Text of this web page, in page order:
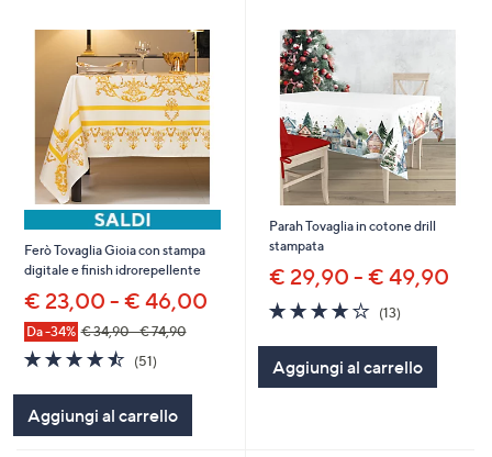
Ferò Tovaglia Gioia con stampa
digitale e finish idrorepellente
€ 23,00 - € 46,00
Da -34% € 34,90 - € 74,90
4.5
of
5
Stars
(51)51
Aggiungi al carrello
Parah Tovaglia in cotone drill
stampata
€ 29,90 - € 49,90
3.7
of
5
Stars
(13)13
Aggiungi al carrello